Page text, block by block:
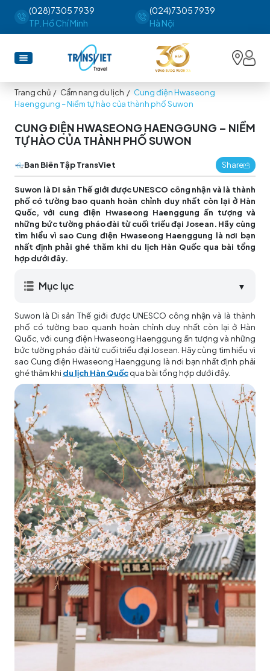
(028)7305 7939
TP. Hồ Chí Minh
(024)7305 7939
Hà Nội
Trang chủ / Cẩm nang du lịch / Cung điện Hwaseong
Haenggung – Niềm tự hào của thành phố Suwon
CUNG ĐIỆN HWASEONG HAENGGUNG – NIỀM
TỰ HÀO CỦA THÀNH PHỐ SUWON
Ban Biên Tập TransViet Share
Suwon là Di sản Thế giới được UNESCO công nhận và là thành
phố có tường bao quanh hoàn chỉnh duy nhất còn lại ở Hàn
Quốc, với cung điện Hwaseong Haenggung ấn tượng và
những bức tường pháo đài từ cuối triều đại Josean. Hãy cùng
tìm hiểu vì sao Cung điện Hwaseong Haenggung là nơi bạn
nhất định phải ghé thăm khi du lịch Hàn Quốc qua bài tổng
hợp dưới đây.
Mục lục ▼
Suwon là Di sản Thế giới được UNESCO công nhận và là thành
phố có tường bao quanh hoàn chỉnh duy nhất còn lại ở Hàn
Quốc, với cung điện Hwaseong Haenggung ấn tượng và những
bức tường pháo đài từ cuối triều đại Josean. Hãy cùng tìm hiểu vì
sao Cung điện Hwaseong Haenggung là nơi bạn nhất định phải
ghé thăm khi du lịch Hàn Quốcqua bài tổng hợp dưới đây.